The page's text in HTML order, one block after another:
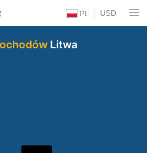
PL USD
Litwa